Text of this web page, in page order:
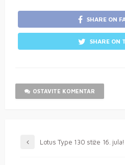
SHARE ON
SHARE ON
OSTAVITE KOMENTAR
Lotus Type 130 stiže 16. jula!